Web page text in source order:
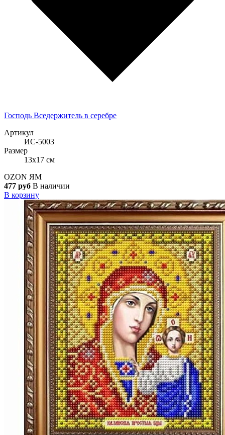
Господь Вседержитель в серебре
Артикул
ИС-5003
Размер
13x17 см
OZON ЯМ
477 руб В наличии
В корзину